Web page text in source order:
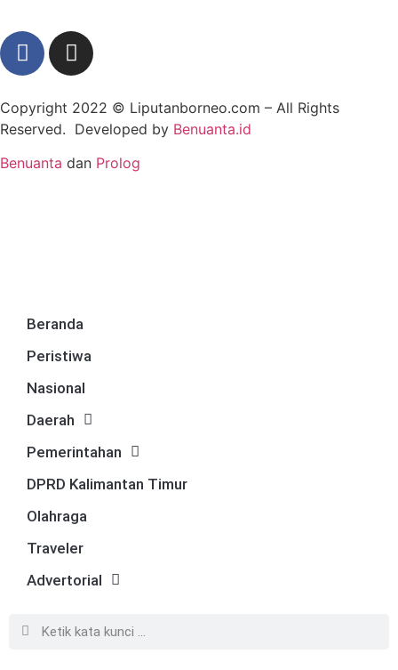
Copyright 2022 © Liputanborneo.com – All Rights
Reserved. Developed by Benuanta.id
Benuanta dan Prolog
Beranda
Peristiwa
Nasional
Daerah
Pemerintahan
DPRD Kalimantan Timur
Olahraga
Traveler
Advertorial